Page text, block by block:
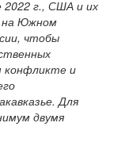
2022 г., США и их
на Южном
чтобы
конфликте и
Для
двумя